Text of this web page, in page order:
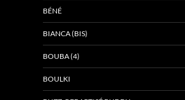
BÉNÉ
BIANCA (BIS)
BOUBA (4)
BOULKI